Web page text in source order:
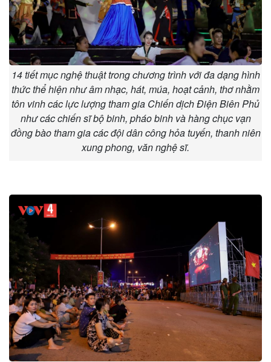
14 tiết mục nghệ thuật trong chương trình với đa dạng hình
thức thể hiện như âm nhạc, hát, múa, hoạt cảnh, thơ nhằm
tôn vinh các lực lượng tham gia Chiến dịch Điện Biên Phủ
như các chiến sĩ bộ binh, pháo binh và hàng chục vạn
đồng bào tham gia các đội dân công hỏa tuyến, thanh niên
xung phong, văn nghệ sĩ.